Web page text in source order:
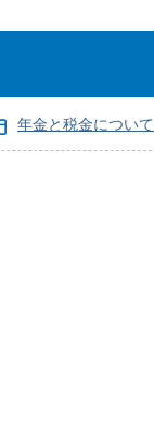
年金と税金について